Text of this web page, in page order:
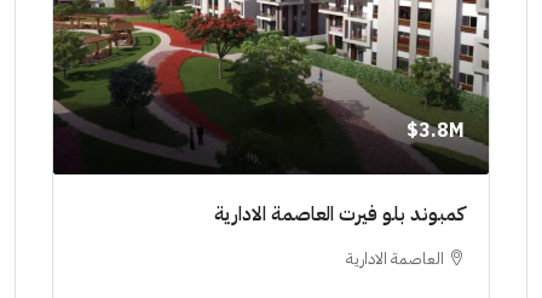
3.8M$
كمبوند بلو فيرت العاصمة الادارية
العاصمة الادارية